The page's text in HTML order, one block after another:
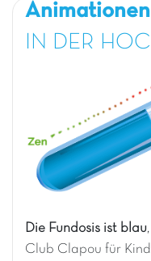
Animationen
IN DER
Die Fundosis ist blau
Club Clapou für